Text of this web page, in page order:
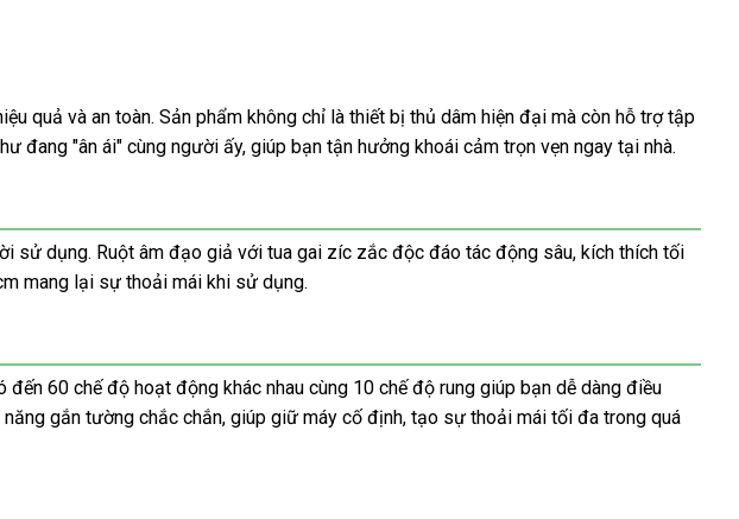
quả và an toàn. Sản phẩm không chỉ là thiết bị thủ dâm hiện đại mà còn hỗ trợ tập
đang "ân ái" cùng người ấy, giúp bạn tận hưởng khoái cảm trọn vẹn ngay tại nhà.
sử dụng. Ruột âm đạo giả với tua gai zíc zắc độc đáo tác động sâu, kích thích tối
mang lại sự thoải mái khi sử dụng.
60 chế độ hoạt động khác nhau cùng 10 chế độ rung giúp bạn dễ dàng điều
gắn tường chắc chắn, giúp giữ máy cố định, tạo sự thoải mái tối đa trong quá